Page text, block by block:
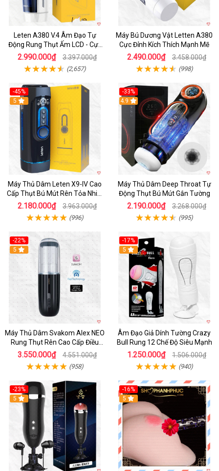
Leten A380 V.4 Âm Đạo Tự
Động Rung Thụt Ấm LCD - Cực
Phê
2.990.000₫ 3.397.000₫
(2,657)
Máy Bú Dương Vật Letten A380
Cực Đỉnh Kích Thích Mạnh Mẽ
2.490.000₫ 3.458.000₫
(998)
-45%
Hot
5
Máy Thủ Dâm Leten X9-IV Cao
Cấp Thụt Bú Mút Rên Tỏa Nhiệt
Sạc Pin
2.180.000₫ 3.963.000₫
(996)
-33%
Hot
4.9
Máy Thủ Dâm Deep Throat Tự
Động Thụt Bú Mút Gắn Tường
2.190.000₫ 3.268.000₫
(995)
-22%
5
Máy Thủ Dâm Svakom Alex NEO
Rung Thụt Rên Cao Cấp Điều
Khiển App
3.550.000₫ 4.551.000₫
(958)
-17%
5
Âm Đạo Giả Dính Tường Crazy
Bull Rung 12 Chế Độ Siêu Mạnh
1.250.000₫ 1.506.000₫
(940)
-23%
5
-16%
5